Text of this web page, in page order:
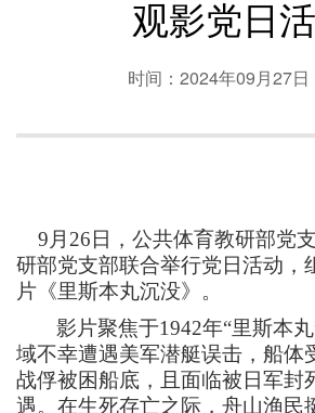
观影党日
时间：2024年09月27日
9月26日，公共体育教研部党
研部党支部联合举行党日活动，
片 《里斯本丸沉没》。
影片聚焦于1942年“里斯本丸
域不幸遭遇美军潜艇误击，船体
战俘被困船底，且面临被日军封
遇。在生死存亡之际，舟山渔民